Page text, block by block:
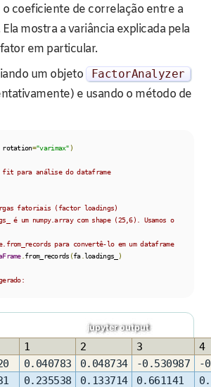
coeficiente de correlação entre a
mostra a variância explicada pela
em particular.
um objeto
FactorAnalyzer
e usando o método de
rotation="varimax" )
fit para análise do dataframe
fatoriais (factor loadings)
é um numpy.array com shape (25,6). Usamos o
para convertê-lo em um dataframe
. from_records (fa. loadings_ )
1 2 3
4
0.040783 0.048734 -0.530987
-
0.235538 0.133714 0.661141